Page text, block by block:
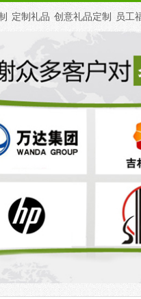
定制礼品 创意礼品定制 员工